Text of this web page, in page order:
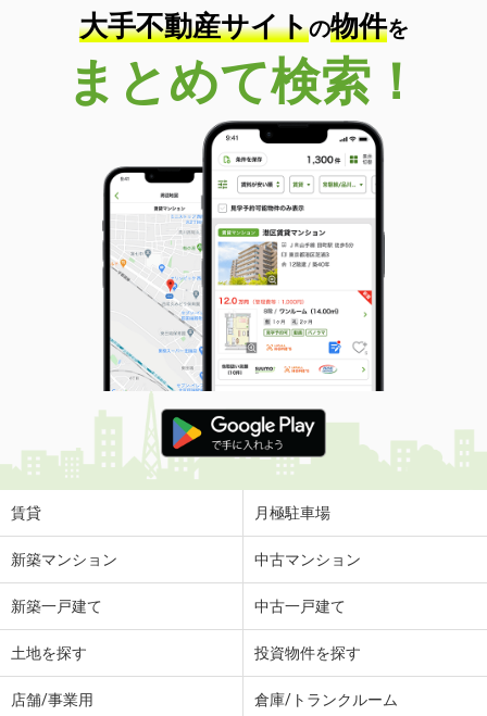
大手不動産サイトの物件を
まとめて検索！
賃貸 月極駐車場
新築マンション 中古マンション
新築一戸建て 中古一戸建て
土地を探す 投資物件を探す
店舗/事業用 倉庫/トランクルーム